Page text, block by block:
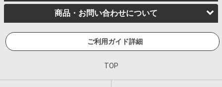
商品・お問い合わせについて
ご利用ガイド詳細
TOP